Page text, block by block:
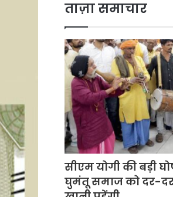
ताज़ा समाचार
सीएम योगी की बड़ी
घुमंतू समाज को दर-दर